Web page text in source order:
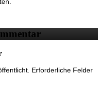
Erforderliche Felder